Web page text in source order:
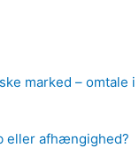
marked – omtale i
eller afhængighed?